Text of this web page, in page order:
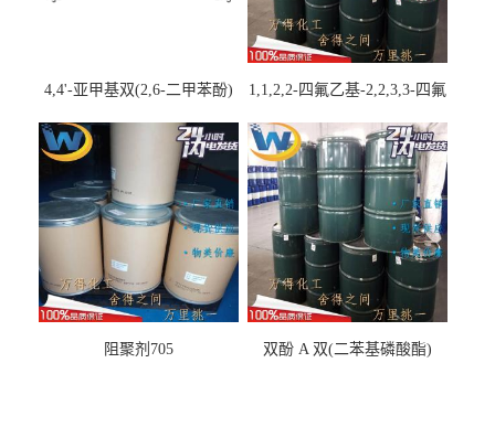
4,4'-亚甲基双(2,6-二甲苯酚)
1,1,2,2-四氟乙基-2,2,3,3-四氟
阻聚剂705 双酚 A 双(二苯基磷酸酯)